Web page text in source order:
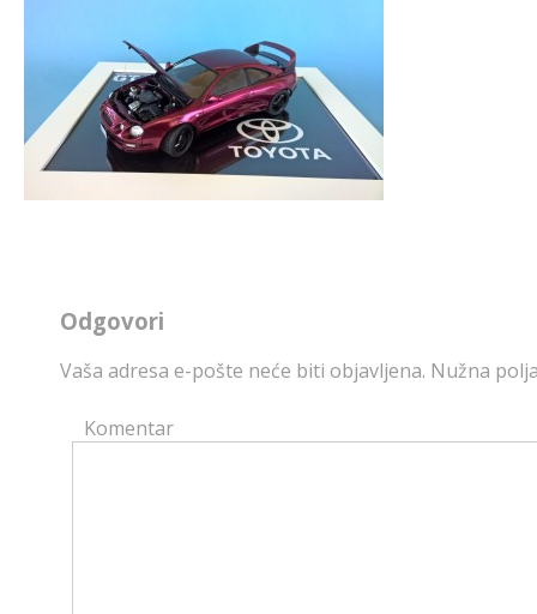
Odgovori
Vaša adresa e-pošte neće biti objavljena. Nužna
Komentar